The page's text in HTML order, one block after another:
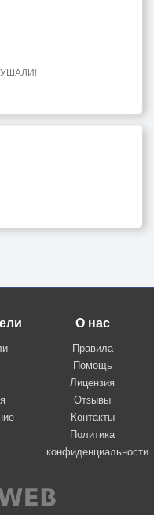
О нас
Правила
Помощь
Лицензия
Отзывы
Контакты
Политика
конфиденциальности